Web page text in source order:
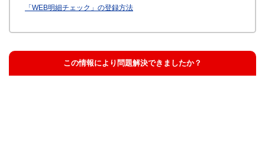
「WEB明細チェック」の登録方法
この情報により問題解決できましたか？